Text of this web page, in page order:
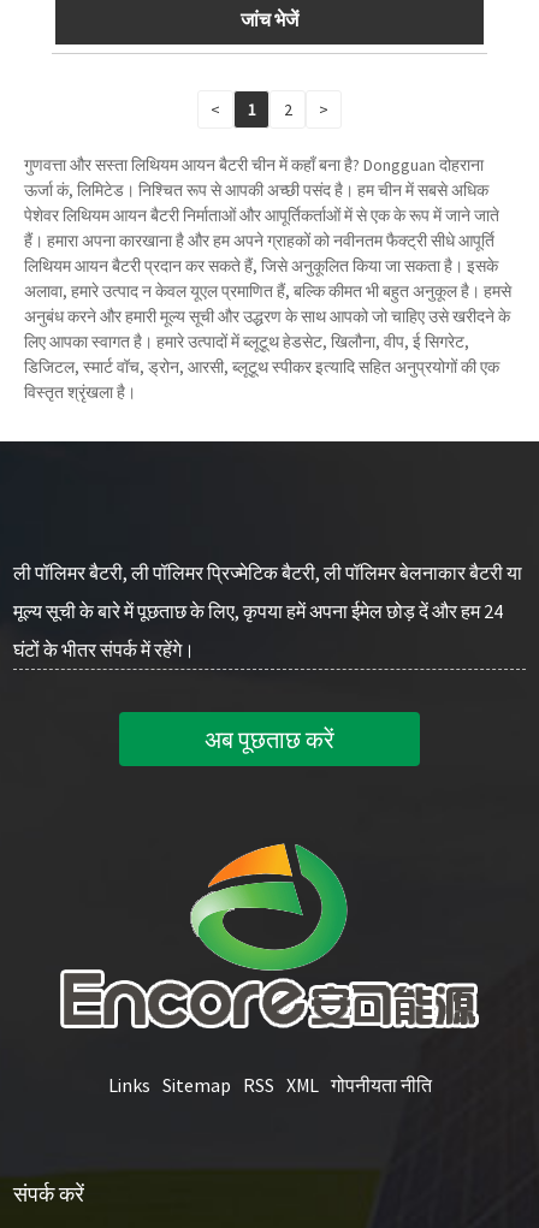
जांच भेजें
< 1 2 >
गुणवत्ता और सस्ता लिथियम आयन बैटरी चीन में कहाँ बना है? Dongguan दोहराना
ऊर्जा कं, लिमिटेड। निश्चित रूप से आपकी अच्छी पसंद है। हम चीन में सबसे अधिक
पेशेवर लिथियम आयन बैटरी निर्माताओं और आपूर्तिकर्ताओं में से एक के रूप में जाने जाते
हैं। हमारा अपना कारखाना है और हम अपने ग्राहकों को नवीनतम फैक्ट्री सीधे आपूर्ति
लिथियम आयन बैटरी प्रदान कर सकते हैं, जिसे अनुकूलित किया जा सकता है। इसके
अलावा, हमारे उत्पाद न केवल यूएल प्रमाणित हैं, बल्कि कीमत भी बहुत अनुकूल है। हमसे
अनुबंध करने और हमारी मूल्य सूची और उद्धरण के साथ आपको जो चाहिए उसे खरीदने के
लिए आपका स्वागत है। हमारे उत्पादों में ब्लूटूथ हेडसेट, खिलौना, वीप, ई सिगरेट,
डिजिटल, स्मार्ट वॉच, ड्रोन, आरसी, ब्लूटूथ स्पीकर इत्यादि सहित अनुप्रयोगों की एक
विस्तृत श्रृंखला है।
ली पॉलिमर बैटरी, ली पॉलिमर प्रिज्मेटिक बैटरी, ली पॉलिमर बेलनाकार बैटरी या
मूल्य सूची के बारे में पूछताछ के लिए, कृपया हमें अपना ईमेल छोड़ दें और हम 24
घंटों के भीतर संपर्क में रहेंगे।
अब पूछताछ करें
Links Sitemap RSS XML गोपनीयता नीति
संपर्क करें